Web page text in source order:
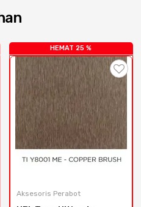
HEMAT 25 %
Aksesoris Perabot